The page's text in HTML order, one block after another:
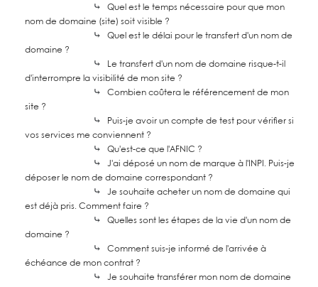
⤷
Quel est le temps nécessaire pour que mon
nom de domaine (site) soit visible ?
⤷
Quel est le délai pour le transfert d'un nom de
domaine ?
⤷
Le transfert d'un nom de domaine risque-t-il
d'interrompre la visibilité de mon site ?
⤷
Combien coûtera le référencement de mon
site ?
⤷
Puis-je avoir un compte de test pour vérifier si
vos services me conviennent ?
⤷ Qu'est-ce que l'AFNIC ?
⤷
J'ai déposé un nom de marque à l'INPI. Puis-je
déposer le nom de domaine correspondant ?
⤷
Je souhaite acheter un nom de domaine qui
est déjà pris. Comment faire ?
⤷
Quelles sont les étapes de la vie d'un nom de
domaine ?
⤷
Comment suis-je informé de l'arrivée à
échéance de mon contrat ?
⤷
Je souhaite transférer mon nom de domaine